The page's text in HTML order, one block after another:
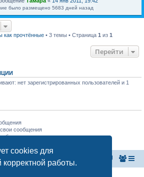
cookies для
корректной работы.
было размещено 5683 дней назад
как прочтённые• 3 темы • Страница 1 из 1
Перейти
нет зарегистрированных пользователей и 1
сообщения
форумов